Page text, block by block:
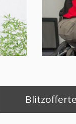
Blitzofferte